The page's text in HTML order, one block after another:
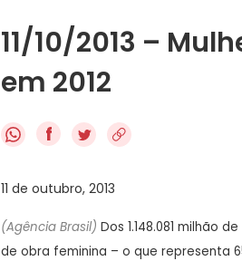
11/10/2013 –
em 2012
f
11 de outubro, 2013
(Agência Brasil) Dos 1.148.081 milhão
de obra feminina – o que representa